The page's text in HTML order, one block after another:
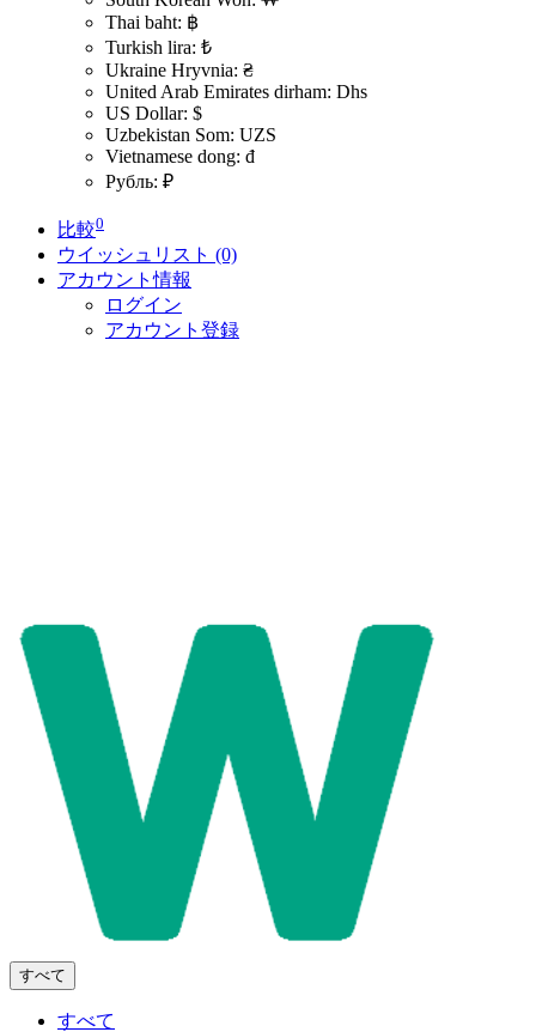
Thai baht: ฿
Turkish lira: ₺
Ukraine Hryvnia: ₴
United Arab Emirates dirham: Dhs
US Dollar: $
Uzbekistan Som: UZS
Vietnamese dong: đ
Рубль: ₽
比較0
ウイッシュリスト (0)
アカウント情報
ログイン
アカウント登録
すべて
すべて